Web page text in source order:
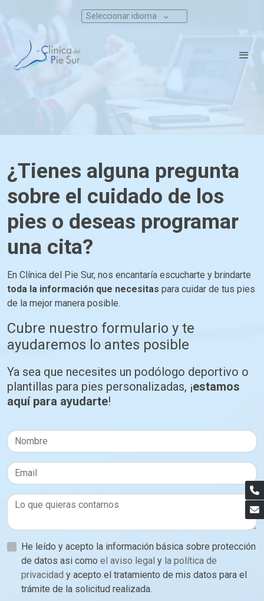
Seleccionar idioma
¿Tienes alguna pregunta
sobre el cuidado de los
pies o deseas programar
una cita?
En Clínica del Pie Sur, nos encantaría escucharte y brindarte
toda la información que necesitas para cuidar de tus pies
de la mejor manera posible.
Cubre nuestro formulario y te
ayudaremos lo antes posible
Ya sea que necesites un podólogo deportivo o
plantillas para pies personalizadas, ¡estamos
aquí para ayudarte!
He leído y acepto la información básica sobre protección
de datos asi como el aviso legal y la política de
privacidad y acepto el tratamiento de mis datos para el
trámite de la solicitud realizada.